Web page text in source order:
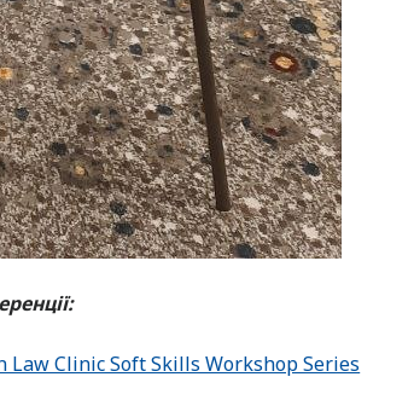
Clinic Soft Skills Workshop Series